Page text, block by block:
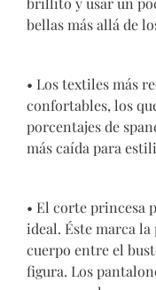
bellas más allá de
• Los textiles más
confortables, los
porcentajes de
más caída para
• El corte princesa
ideal. Éste marca la
cuerpo entre el
figura. Los